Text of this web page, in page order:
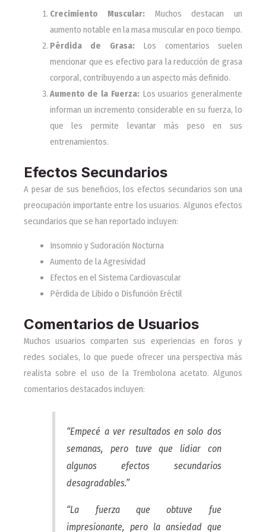
Crecimiento Muscular: Muchos destacan un
aumento notable en la masa muscular en poco tiempo.
Pérdida de Grasa:Los comentarios suelen
mencionar que es efectivo para la reducción de grasa
corporal, contribuyendo a un aspecto más definido.
Aumento de la Fuerza:Los usuarios generalmente
informan un incremento considerable en su fuerza, lo
que les permite levantar más peso en sus
entrenamientos.
Efectos Secundarios
A pesar de sus beneficios, los efectos secundarios son una
preocupación importante entre los usuarios. Algunos efectos
secundarios que se han reportado incluyen:
Insomnio y Sudoración Nocturna
Aumento de la Agresividad
Efectos en el Sistema Cardiovascular
Pérdida de Libido o Disfunción Eréctil
Comentarios de Usuarios
Muchos usuarios comparten sus experiencias en foros y
redes sociales, lo que puede ofrecer una perspectiva más
realista sobre el uso de la Trembolona acetato. Algunos
comentarios destacados incluyen:
“Empecé a ver resultados en solo dos
semanas, pero tuve que lidiar con
algunos efectos secundarios
desagradables.”
“La fuerza que obtuve fue
impresionante, pero la ansiedad que